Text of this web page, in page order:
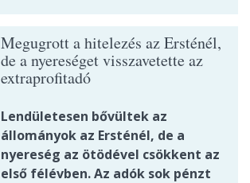
Megugrott a hitelezés az Ersténél,
de a nyereséget visszavetette az
extraprofitadó
Lendületesen bővültek az
állományok az Ersténél, de a
nyereség az ötödével csökkent az
első félévben. Az adók sok pénzt